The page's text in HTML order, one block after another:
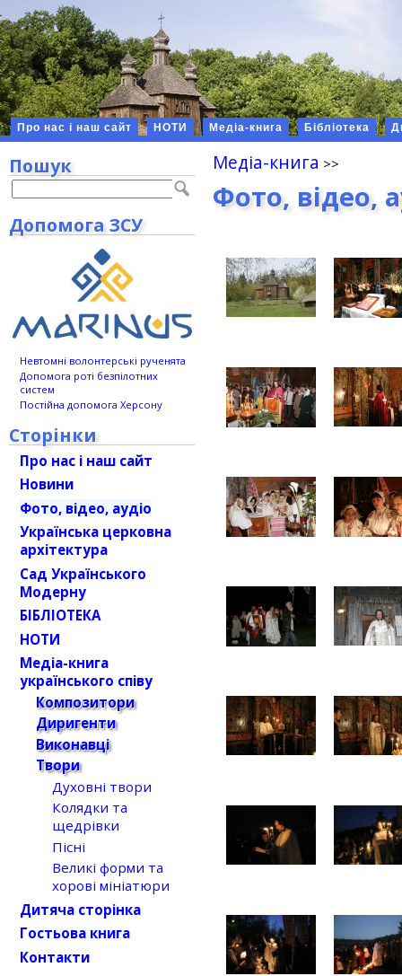
Про нас і наш сайт НОТИ Медіа-книга Бібліотека
Медіа-книга
Фото, відео,
Пошук
Допомога ЗСУ
Невтомні волонтерські рученята
Допомога роті безпілотних
систем
Постійна допомога Херсону
Сторінки
Про нас і наш сайт
Новини
Фото, відео, аудіо
Українська церковна
архітектура
Сад Українського
Модерну
БІБЛІОТЕКА
НОТИ
Медіа-книга
українського співу
Композитори
Диригенти
Виконавці
Твори
Духовні твори
Колядки та
щедрівки
Пісні
Великі форми та
хорові мініатюри
Дитяча сторінка
Гостьова книга
Контакти